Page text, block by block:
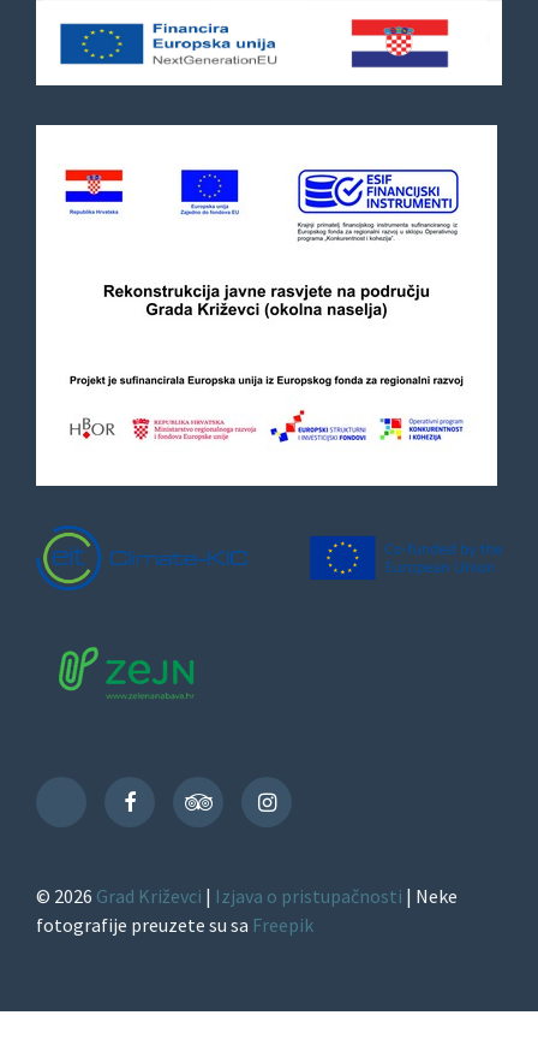
TikTok
FacebookTripAdvisorInstagram
© 2026 Grad Križevci | Izjava o pristupačnosti | Neke
fotografije preuzete su sa Freepik